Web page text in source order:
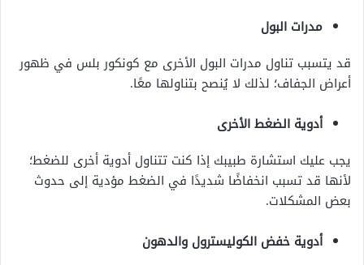
مدرات البول
قد يتسبب تناول مدرات البول الأخرى مع كونكور بلس في ظهور
أعراض الجفاف؛ لذلك لا يُنصح بتناولها معًا.
أدوية الضغط الأخرى
يجب عليك استشارة طبيبك إذا كنت تتناول أدوية أخرى للضغط؛
لأنها قد تسبب انخفاضًا شديدًا في الضغط مؤدية إلى حدوث
بعض المشكلات.
أدوية خفض الكوليسترول والدهون